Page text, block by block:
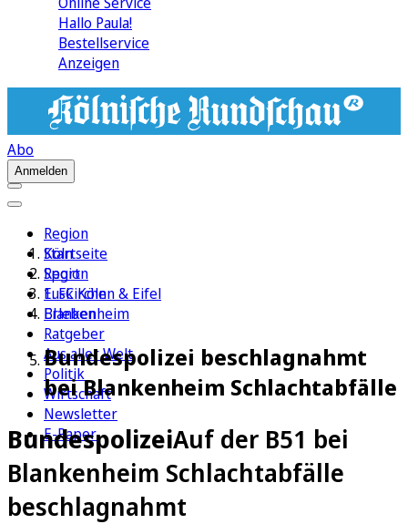
Hallo Paula!
Bestellservice
Anzeigen
Abo
Anmelden
Region
Köln
Sport
1. FC Köln
Erleben
Ratgeber
Aus aller Welt
Politik
Wirtschaft
Newsletter
E-Paper
Startseite
Region
Euskirchen & Eifel
Blankenheim
Bundespolizei beschlagnahmt
bei Blankenheim Schlachtabfälle
BundespolizeiAuf der B51 bei
Blankenheim Schlachtabfälle
beschlagnahmt